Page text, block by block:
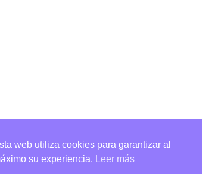
web utiliza cookies para garantizar al
su experiencia.
Leer más